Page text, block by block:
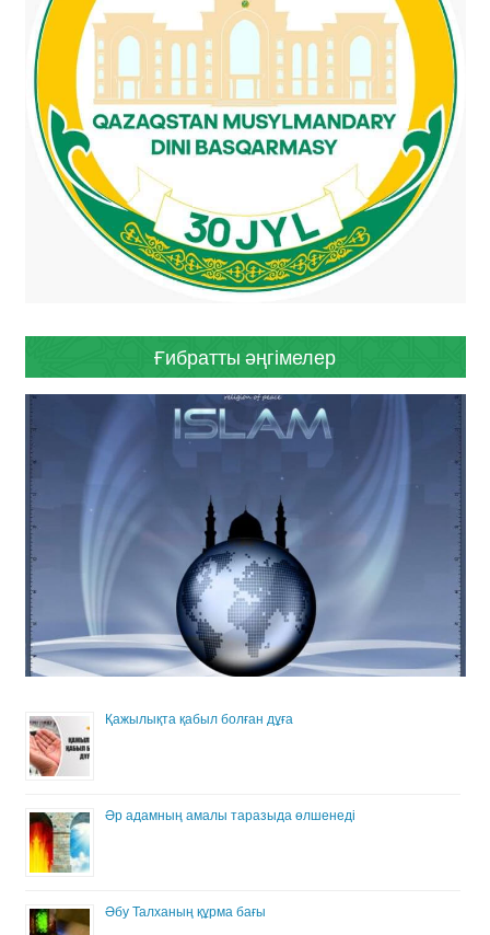
Ғибратты әңгімелер
Қажылықта қабыл болған дұға
Әр адамның амалы таразыда өлшенеді
Әбу Талханың құрма бағы